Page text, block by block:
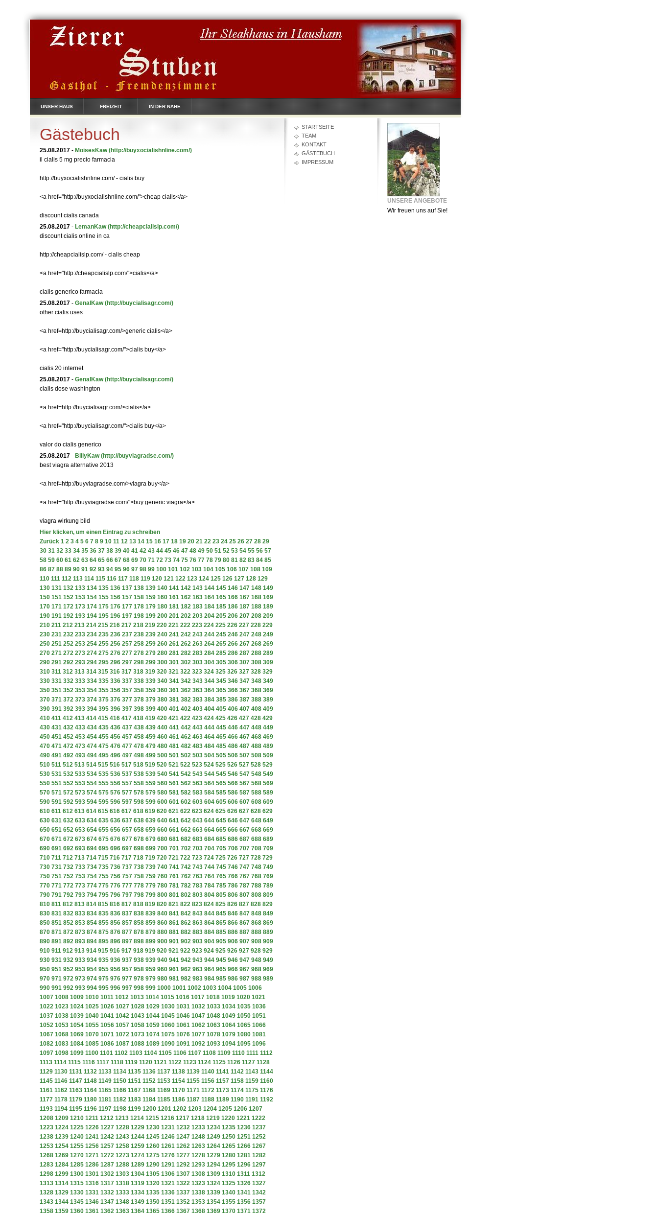
UNSER HAUS FREIZEIT IN DER NÄHE
STARTSEITE
TEAM
KONTAKT
GÄSTEBUCH
IMPRESSUM
Gästebuch
25.08.2017 - MoisesKaw (http://buyxocialishnline.com/)
il cialis 5 mg precio farmacia
http://buyxocialishnline.com/ - cialis buy
<a href="http://buyxocialishnline.com/">cheap cialis</a>
discount cialis canada
25.08.2017 - LemanKaw (http://cheapcialislp.com/)
discount cialis online in ca
http://cheapcialislp.com/ - cialis cheap
<a href="http://cheapcialislp.com/">cialis</a>
cialis generico farmacia
25.08.2017 - GenalKaw (http://buycialisagr.com/)
other cialis uses
<a href=http://buycialisagr.com/>generic cialis</a>
<a href="http://buycialisagr.com/">cialis buy</a>
cialis 20 internet
25.08.2017 - GenalKaw (http://buycialisagr.com/)
cialis dose washington
<a href=http://buycialisagr.com/>cialis</a>
<a href="http://buycialisagr.com/">cialis buy</a>
valor do cialis generico
25.08.2017 - BillyKaw (http://buyviagradse.com/)
best viagra alternative 2013
<a href=http://buyviagradse.com/>viagra buy</a>
<a href="http://buyviagradse.com/">buy generic viagra</a>
viagra wirkung bild
Hier klicken, um einen Eintrag zu schreiben
Zurück 1 2 3 4 5 6 7 8 9 10 11 12 13 14 15 16 17 18 19 20 21 22 23 24 25 26 27 28 29
30 31 32 33 34 35 36 37 38 39 40 41 42 43 44 45 46 47 48 49 50 51 52 53 54 55 56 57
58 59 60 61 62 63 64 65 66 67 68 69 70 71 72 73 74 75 76 77 78 79 80 81 82 83 84 85
86 87 88 89 90 91 92 93 94 95 96 97 98 99 100 101 102 103 104 105 106 107 108 109
110 111 112 113 114 115 116 117 118 119 120 121 122 123 124 125 126 127 128 129
130 131 132 133 134 135 136 137 138 139 140 141 142 143 144 145 146 147 148 149
150 151 152 153 154 155 156 157 158 159 160 161 162 163 164 165 166 167 168 169
170 171 172 173 174 175 176 177 178 179 180 181 182 183 184 185 186 187 188 189
190 191 192 193 194 195 196 197 198 199 200 201 202 203 204 205 206 207 208 209
210 211 212 213 214 215 216 217 218 219 220 221 222 223 224 225 226 227 228 229
230 231 232 233 234 235 236 237 238 239 240 241 242 243 244 245 246 247 248 249
250 251 252 253 254 255 256 257 258 259 260 261 262 263 264 265 266 267 268 269
270 271 272 273 274 275 276 277 278 279 280 281 282 283 284 285 286 287 288 289
290 291 292 293 294 295 296 297 298 299 300 301 302 303 304 305 306 307 308 309
310 311 312 313 314 315 316 317 318 319 320 321 322 323 324 325 326 327 328 329
330 331 332 333 334 335 336 337 338 339 340 341 342 343 344 345 346 347 348 349
350 351 352 353 354 355 356 357 358 359 360 361 362 363 364 365 366 367 368 369
370 371 372 373 374 375 376 377 378 379 380 381 382 383 384 385 386 387 388 389
390 391 392 393 394 395 396 397 398 399 400 401 402 403 404 405 406 407 408 409
410 411 412 413 414 415 416 417 418 419 420 421 422 423 424 425 426 427 428 429
430 431 432 433 434 435 436 437 438 439 440 441 442 443 444 445 446 447 448 449
450 451 452 453 454 455 456 457 458 459 460 461 462 463 464 465 466 467 468 469
470 471 472 473 474 475 476 477 478 479 480 481 482 483 484 485 486 487 488 489
490 491 492 493 494 495 496 497 498 499 500 501 502 503 504 505 506 507 508 509
510 511 512 513 514 515 516 517 518 519 520 521 522 523 524 525 526 527 528 529
530 531 532 533 534 535 536 537 538 539 540 541 542 543 544 545 546 547 548 549
550 551 552 553 554 555 556 557 558 559 560 561 562 563 564 565 566 567 568 569
570 571 572 573 574 575 576 577 578 579 580 581 582 583 584 585 586 587 588 589
590 591 592 593 594 595 596 597 598 599 600 601 602 603 604 605 606 607 608 609
610 611 612 613 614 615 616 617 618 619 620 621 622 623 624 625 626 627 628 629
630 631 632 633 634 635 636 637 638 639 640 641 642 643 644 645 646 647 648 649
650 651 652 653 654 655 656 657 658 659 660 661 662 663 664 665 666 667 668 669
670 671 672 673 674 675 676 677 678 679 680 681 682 683 684 685 686 687 688 689
690 691 692 693 694 695 696 697 698 699 700 701 702 703 704 705 706 707 708 709
710 711 712 713 714 715 716 717 718 719 720 721 722 723 724 725 726 727 728 729
730 731 732 733 734 735 736 737 738 739 740 741 742 743 744 745 746 747 748 749
750 751 752 753 754 755 756 757 758 759 760 761 762 763 764 765 766 767 768 769
770 771 772 773 774 775 776 777 778 779 780 781 782 783 784 785 786 787 788 789
790 791 792 793 794 795 796 797 798 799 800 801 802 803 804 805 806 807 808 809
810 811 812 813 814 815 816 817 818 819 820 821 822 823 824 825 826 827 828 829
830 831 832 833 834 835 836 837 838 839 840 841 842 843 844 845 846 847 848 849
850 851 852 853 854 855 856 857 858 859 860 861 862 863 864 865 866 867 868 869
870 871 872 873 874 875 876 877 878 879 880 881 882 883 884 885 886 887 888 889
890 891 892 893 894 895 896 897 898 899 900 901 902 903 904 905 906 907 908 909
910 911 912 913 914 915 916 917 918 919 920 921 922 923 924 925 926 927 928 929
930 931 932 933 934 935 936 937 938 939 940 941 942 943 944 945 946 947 948 949
950 951 952 953 954 955 956 957 958 959 960 961 962 963 964 965 966 967 968 969
970 971 972 973 974 975 976 977 978 979 980 981 982 983 984 985 986 987 988 989
990 991 992 993 994 995 996 997 998 999 1000 1001 1002 1003 1004 1005 1006
1007 1008 1009 1010 1011 1012 1013 1014 1015 1016 1017 1018 1019 1020 1021
1022 1023 1024 1025 1026 1027 1028 1029 1030 1031 1032 1033 1034 1035 1036
1037 1038 1039 1040 1041 1042 1043 1044 1045 1046 1047 1048 1049 1050 1051
1052 1053 1054 1055 1056 1057 1058 1059 1060 1061 1062 1063 1064 1065 1066
1067 1068 1069 1070 1071 1072 1073 1074 1075 1076 1077 1078 1079 1080 1081
1082 1083 1084 1085 1086 1087 1088 1089 1090 1091 1092 1093 1094 1095 1096
1097 1098 1099 1100 1101 1102 1103 1104 1105 1106 1107 1108 1109 1110 1111 1112
1113 1114 1115 1116 1117 1118 1119 1120 1121 1122 1123 1124 1125 1126 1127 1128
1129 1130 1131 1132 1133 1134 1135 1136 1137 1138 1139 1140 1141 1142 1143 1144
1145 1146 1147 1148 1149 1150 1151 1152 1153 1154 1155 1156 1157 1158 1159 1160
1161 1162 1163 1164 1165 1166 1167 1168 1169 1170 1171 1172 1173 1174 1175 1176
1177 1178 1179 1180 1181 1182 1183 1184 1185 1186 1187 1188 1189 1190 1191 1192
1193 1194 1195 1196 1197 1198 1199 1200 1201 1202 1203 1204 1205 1206 1207
1208 1209 1210 1211 1212 1213 1214 1215 1216 1217 1218 1219 1220 1221 1222
1223 1224 1225 1226 1227 1228 1229 1230 1231 1232 1233 1234 1235 1236 1237
1238 1239 1240 1241 1242 1243 1244 1245 1246 1247 1248 1249 1250 1251 1252
1253 1254 1255 1256 1257 1258 1259 1260 1261 1262 1263 1264 1265 1266 1267
1268 1269 1270 1271 1272 1273 1274 1275 1276 1277 1278 1279 1280 1281 1282
1283 1284 1285 1286 1287 1288 1289 1290 1291 1292 1293 1294 1295 1296 1297
1298 1299 1300 1301 1302 1303 1304 1305 1306 1307 1308 1309 1310 1311 1312
1313 1314 1315 1316 1317 1318 1319 1320 1321 1322 1323 1324 1325 1326 1327
1328 1329 1330 1331 1332 1333 1334 1335 1336 1337 1338 1339 1340 1341 1342
1343 1344 1345 1346 1347 1348 1349 1350 1351 1352 1353 1354 1355 1356 1357
1358 1359 1360 1361 1362 1363 1364 1365 1366 1367 1368 1369 1370 1371 1372
UNSERE ANGEBOTE
Wir freuen uns auf Sie!